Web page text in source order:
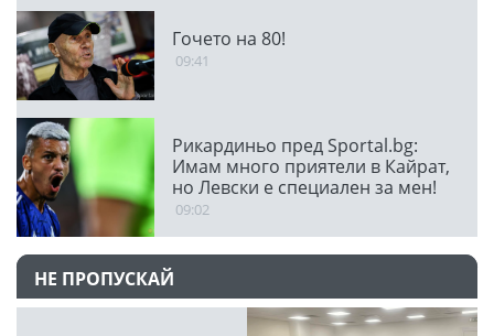
Гочето на 80!
09:41
Рикардиньо пред Sportal.bg:
Имам много приятели в Кайрат,
но Левски е специален за мен!
09:02
НЕ ПРОПУСКАЙ